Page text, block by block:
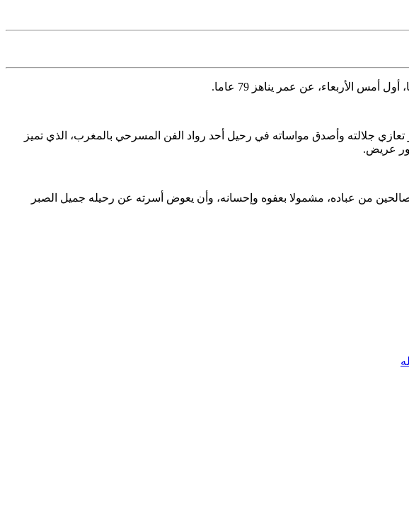
أمس الأربعاء، عن عمر يناهز 79 عاما.
تعازي جلالته وأصدق مواساته في رحيل أحد رواد الفن المسرحي بالمغرب، الذي تميز
عريض.
من عباده، مشمولا بعفوه وإحسانه، وأن يعوض أسرته عن رحيله جميل الصبر